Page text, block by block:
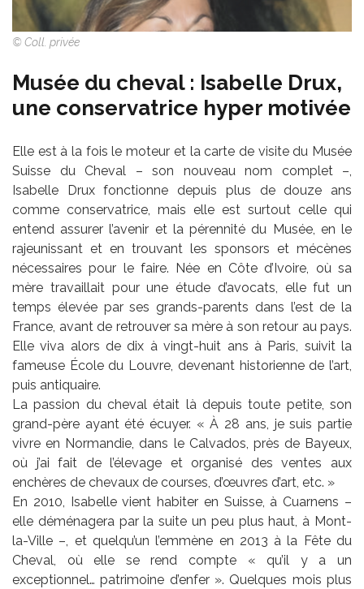
© Coll. privée
Musée du cheval : Isabelle Drux,
une conservatrice hyper motivée
Elle est à la fois le moteur et la carte de visite du Musée
Suisse du Cheval – son nouveau nom complet –,
Isabelle Drux fonctionne depuis plus de douze ans
comme conservatrice, mais elle est surtout celle qui
entend assurer l’avenir et la pérennité du Musée, en le
rajeunissant et en trouvant les sponsors et mécènes
nécessaires pour le faire. Née en Côte d’Ivoire, où sa
mère travaillait pour une étude d’avocats, elle fut un
temps élevée par ses grands-parents dans l’est de la
France, avant de retrouver sa mère à son retour au pays.
Elle viva alors de dix à vingt-huit ans à Paris, suivit la
fameuse École du Louvre, devenant historienne de l’art,
puis antiquaire.
La passion du cheval était là depuis toute petite, son
grand-père ayant été écuyer. « À 28 ans, je suis partie
vivre en Normandie, dans le Calvados, près de Bayeux,
où j’ai fait de l’élevage et organisé des ventes aux
enchères de chevaux de courses, d’œuvres d’art, etc. »
En 2010, Isabelle vient habiter en Suisse, à Cuarnens –
elle déménagera par la suite un peu plus haut, à Mont-
la-Ville –, et quelqu’un l’emmène en 2013 à la Fête du
Cheval, où elle se rend compte « qu’il y a un
exceptionnel… patrimoine d’enfer ». Quelques mois plus